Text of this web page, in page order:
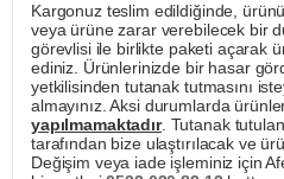
Kargonuz teslim edildiğinde,
veya ürüne zarar verebilecek bir
görevlisi ile birlikte paketi açarak
ediniz. Ürünlerinizde bir hasar
yetkilisinden tutanak tutmasını
almayınız. Aksi durumlarda
yapılmamaktadır. Tutanak
tarafından bize ulaştırılacak ve
Değişim veya iade işleminiz için